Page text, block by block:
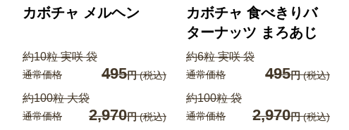
カボチャ メルヘン
約10粒 実咲 袋
通常価格 495円(税込)
約100粒 大袋
通常価格 2,970円(税込)
カボチャ 食べきりバ
ターナッツ まろあじ
約6粒 実咲 袋
通常価格 495円(税込)
約100粒 袋
通常価格 2,970円(税込)